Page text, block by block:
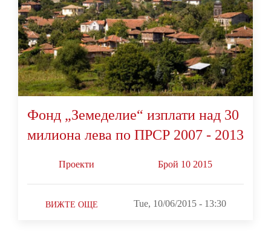
Фонд „Земеделие“ изплати над 30
милиона лева по ПРСР 2007 - 2013
Проекти Брой 10 2015
ВИЖТЕ ОЩЕ Tue, 10/06/2015 - 13:30